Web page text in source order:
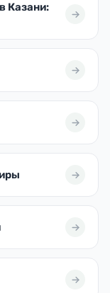
Казани: